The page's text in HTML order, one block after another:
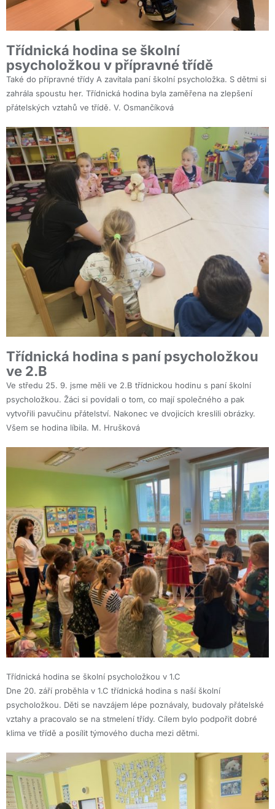
Třídnická hodina se školní
psycholožkou v přípravné třídě
Také do přípravné třídy A zavítala paní školní psycholožka. S dětmi si
zahrála spoustu her. Třídnická hodina byla zaměřena na zlepšení
přátelských vztahů ve třídě. V. Osmančíková
Třídnická hodina s paní psycholožkou
ve 2.B
Ve středu 25. 9. jsme měli ve 2.B třídnickou hodinu s paní školní
psycholožkou. Žáci si povídali o tom, co mají společného a pak
vytvořili pavučinu přátelství. Nakonec ve dvojicích kreslili obrázky.
Všem se hodina líbila. M. Hrušková
Třídnická hodina se školní psycholožkou v 1.C
Dne 20. září proběhla v 1.C třídnická hodina s naší školní
psycholožkou. Děti se navzájem lépe poznávaly, budovaly přátelské
vztahy a pracovalo se na stmelení třídy. Cílem bylo podpořit dobré
klima ve třídě a posílit týmového ducha mezi dětmi.